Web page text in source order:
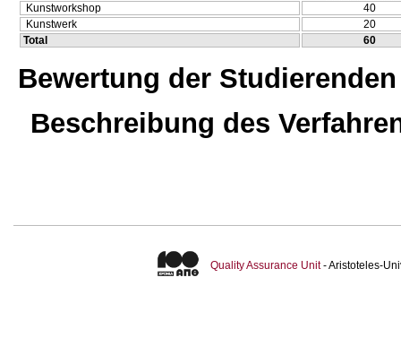
Kunstworkshop
40
Kunstwerk
20
Total
60
Bewertung der Studierenden
Beschreibung des
Quality Assurance Unit- Aristoteles-